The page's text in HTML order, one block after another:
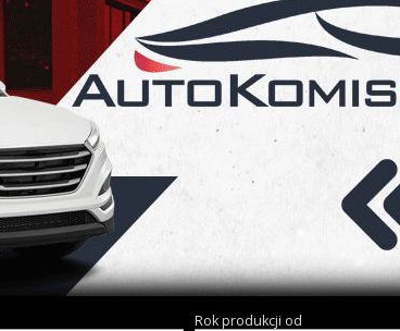
Rok produkcji od